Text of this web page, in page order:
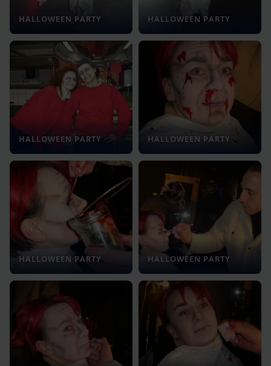
HALLOWEEN PARTY HALLOWEEN PARTY
HALLOWEEN PARTY HALLOWEEN PARTY
HALLOWEEN PARTY HALLOWEEN PARTY